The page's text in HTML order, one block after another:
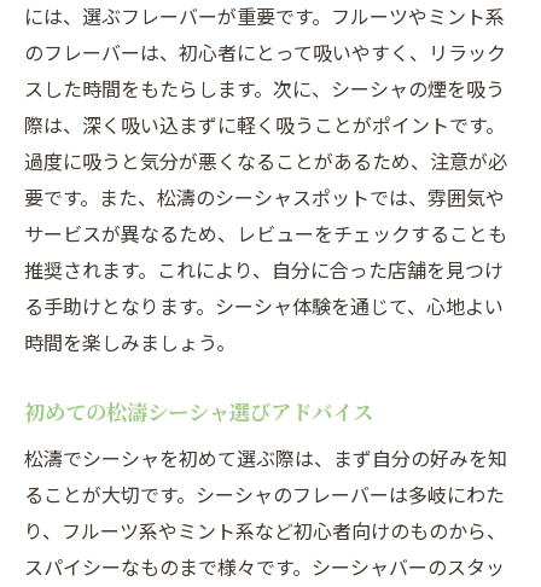
には、選ぶフレーバーが重要です。フルーツやミント系
のフレーバーは、初心者にとって吸いやすく、リラック
スした時間をもたらします。次に、シーシャの煙を吸う
際は、深く吸い込まずに軽く吸うことがポイントです。
過度に吸うと気分が悪くなることがあるため、注意が必
要です。また、松濤のシーシャスポットでは、雰囲気や
サービスが異なるため、レビューをチェックすることも
推奨されます。これにより、自分に合った店舗を見つけ
る手助けとなります。シーシャ体験を通じて、心地よい
時間を楽しみましょう。
初めての松濤シーシャ選びアドバイス
松濤でシーシャを初めて選ぶ際は、まず自分の好みを知
ることが大切です。シーシャのフレーバーは多岐にわた
り、フルーツ系やミント系など初心者向けのものから、
スパイシーなものまで様々です。シーシャバーのスタッ